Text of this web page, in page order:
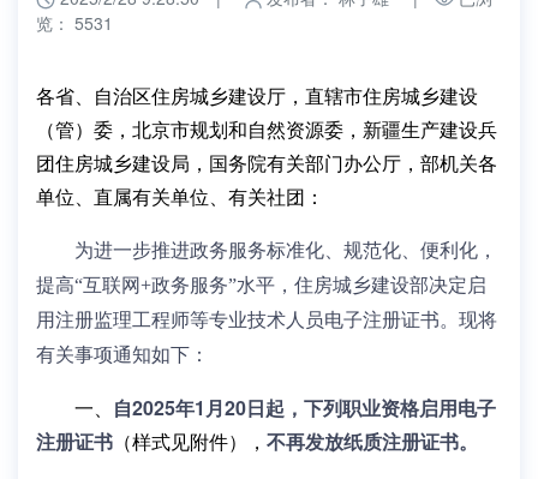
览： 5531
各省、自治区住房城乡建设厅，直辖市住房城乡建设
（管）委，北京市规划和自然资源委，新疆生产建设兵
团住房城乡建设局，国务院有关部门办公厅，部机关各
单位、直属有关单位、有关社团：
为进一步推进政务服务标准化、规范化、便利化，
提高“互联网+政务服务”水平，住房城乡建设部决定启
用注册监理工程师等专业技术人员电子注册证书。现将
有关事项通知如下：
一、 自2025年1月20日起，下列职业资格启用电子
注册证书 （样式见附件）， 不再发放纸质注册证书。